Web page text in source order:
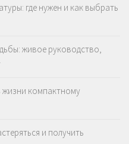
где нужен и как выбрать
живое руководство,
жизни компактному
и получить